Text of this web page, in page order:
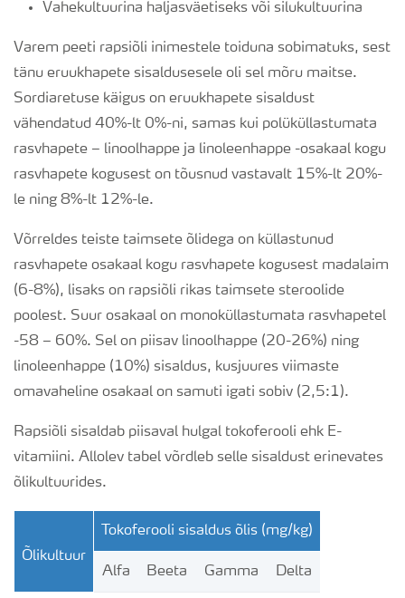
Vahekultuurina haljasväetiseks või silukultuurina
Varem peeti rapsiõli inimestele toiduna sobimatuks, sest
tänu eruukhapete sisaldusesele oli sel mõru maitse.
Sordiaretuse käigus on eruukhapete sisaldust
vähendatud 40%-lt 0%-ni, samas kui polüküllastumata
rasvhapete – linoolhappe ja linoleenhappe -osakaal kogu
rasvhapete kogusest on tõusnud vastavalt 15%-lt 20%-
le ning 8%-lt 12%-le.
Võrreldes teiste taimsete õlidega on küllastunud
rasvhapete osakaal kogu rasvhapete kogusest madalaim
(6-8%), lisaks on rapsiõli rikas taimsete steroolide
poolest. Suur osakaal on monoküllastumata rasvhapetel
-58 – 60%. Sel on piisav linoolhappe (20-26%) ning
linoleenhappe (10%) sisaldus, kusjuures viimaste
omavaheline osakaal on samuti igati sobiv (2,5:1).
Rapsiõli sisaldab piisaval hulgal tokoferooli ehk E-
vitamiini. Allolev tabel võrdleb selle sisaldust erinevates
õlikultuurides.
Õlikultuur
Tokoferooli sisaldus õlis (mg/kg)
Alfa Beeta Gamma Delta